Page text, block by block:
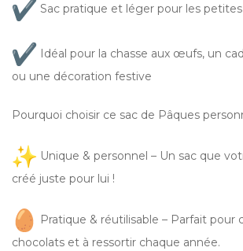
Sac pratique et léger pour les
Idéal pour la chasse aux œufs, un
ou une décoration festive
Pourquoi choisir ce sac de Pâques
Unique & personnel – Un sac que
créé juste pour lui !
Pratique & réutilisable – Parfait pour
chocolats et à ressortir chaque année.